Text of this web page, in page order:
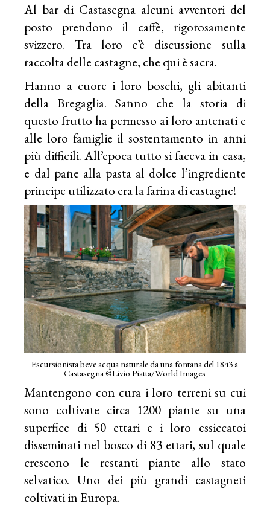
Al bar di Castasegna alcuni avventori del
posto prendono il caffè, rigorosamente
svizzero. Tra loro c’è discussione sulla
raccolta delle castagne, che qui è sacra.
Hanno a cuore i loro boschi, gli abitanti
della Bregaglia. Sanno che la storia di
questo frutto ha permesso ai loro antenati e
alle loro famiglie il sostentamento in anni
più difficili. All’epoca tutto si faceva in casa,
e dal pane alla pasta al dolce l’ingrediente
principe utilizzato era la farina di castagne!
Escursionista beve acqua naturale da una fontana del 1843 a
Castasegna ©Livio Piatta/World Images
Mantengono con cura i loro terreni su cui
sono coltivate circa 1200 piante su una
superfice di 50 ettari e i loro essiccatoi
disseminati nel bosco di 83 ettari, sul quale
crescono le restanti piante allo stato
selvatico. Uno dei più grandi castagneti
coltivati in Europa.